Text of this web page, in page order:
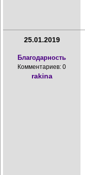
25.01.2019
Благодарность
Комментариев: 0
rakina